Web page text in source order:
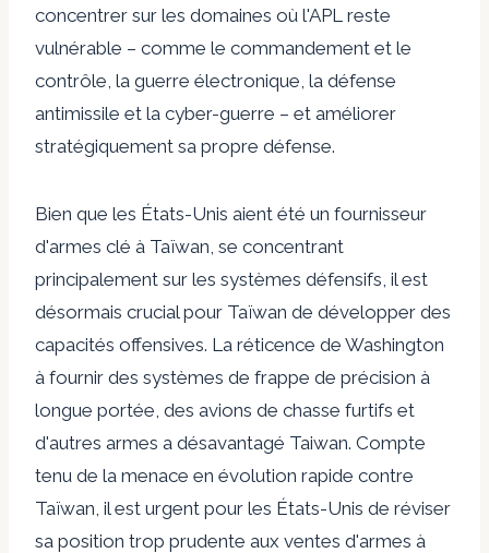
concentrer sur les domaines où l'APL reste
vulnérable – comme le commandement et le
contrôle, la guerre électronique, la défense
antimissile et la cyber-guerre – et améliorer
stratégiquement sa propre défense.
Bien que les États-Unis aient été un fournisseur
d'armes clé à Taïwan, se concentrant
principalement sur les systèmes défensifs, il est
désormais crucial pour Taïwan de développer des
capacités offensives. La réticence de Washington
à fournir des systèmes de frappe de précision à
longue portée, des avions de chasse furtifs et
d'autres armes a désavantagé Taiwan. Compte
tenu de la menace en évolution rapide contre
Taïwan, il est urgent pour les États-Unis de réviser
sa position trop prudente aux ventes d'armes à